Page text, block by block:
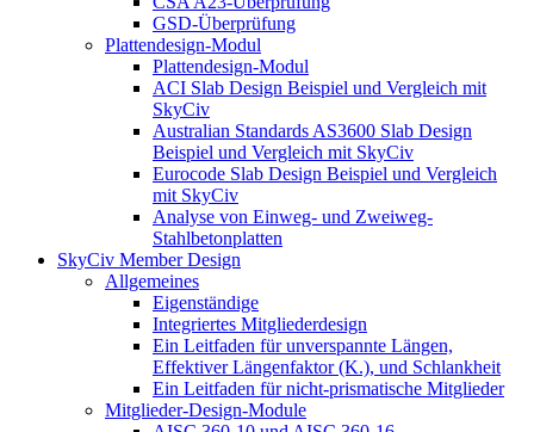
GSD-Überprüfung
Plattendesign-Modul
Plattendesign-Modul
ACI Slab Design Beispiel und Vergleich mit
SkyCiv
Australian Standards AS3600 Slab Design
Beispiel und Vergleich mit SkyCiv
Eurocode Slab Design Beispiel und Vergleich
mit SkyCiv
Analyse von Einweg- und Zweiweg-
Stahlbetonplatten
SkyCiv Member Design
Allgemeines
Eigenständige
Integriertes Mitgliederdesign
Ein Leitfaden für unverspannte Längen,
Effektiver Längenfaktor (K.), und Schlankheit
Ein Leitfaden für nicht-prismatische Mitglieder
Mitglieder-Design-Module